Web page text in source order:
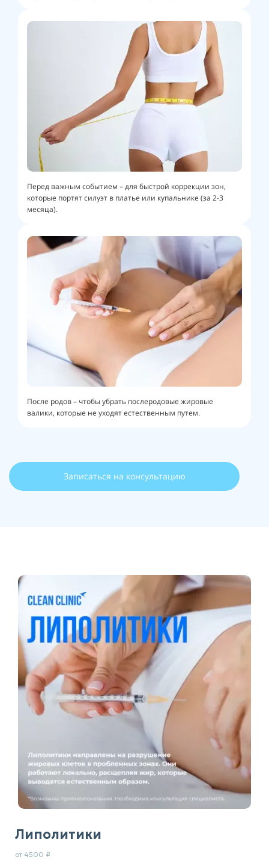
Перед важным событием – для быстрой коррекции зон,
которые портят силуэт в платье или купальнике (за 2-3
месяца).
После родов – чтобы убрать послеродовые жировые
валики, которые не уходят естественным путем.
Записаться на консультацию
Липолитики
от 4500 ₽